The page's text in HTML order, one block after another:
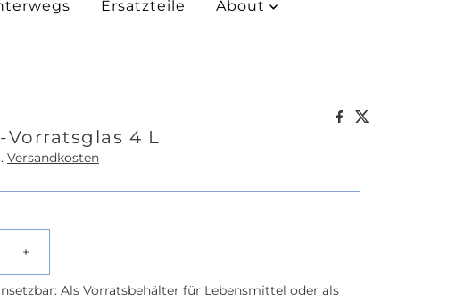
Ersatzteile About
Vorratsglas 4 L
Versandkosten
+
Als Vorratsbehälter für Lebensmittel oder als